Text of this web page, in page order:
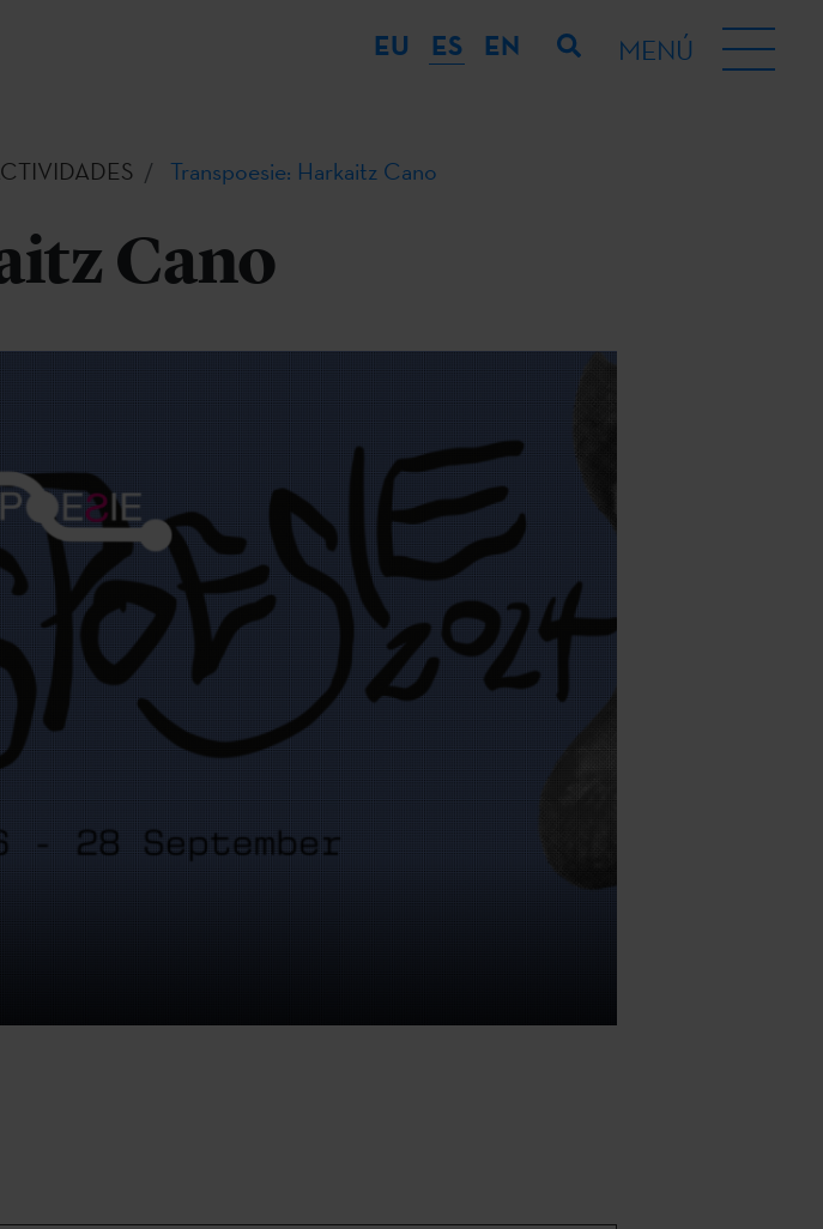
EU ES EN MENÚ
Transpoesie: Harkaitz Cano
Cano